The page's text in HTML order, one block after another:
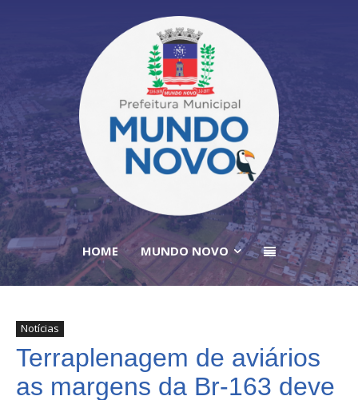
HOME MUNDO NOVO
Notícias
Terraplenagem de aviários
as margens da Br-163 deve